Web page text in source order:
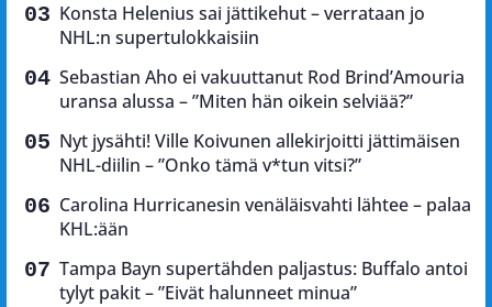
Konsta Helenius sai jättikehut – verrataan jo
NHL:n supertulokkaisiin
Sebastian Aho ei vakuuttanut Rod Brind’Amouria
uransa alussa – ”Miten hän oikein selviää?”
Nyt jysähti! Ville Koivunen allekirjoitti jättimäisen
NHL-diilin – ”Onko tämä v*tun vitsi?”
Carolina Hurricanesin venäläisvahti lähtee – palaa
KHL:ään
Tampa Bayn supertähden paljastus: Buffalo antoi
tylyt pakit – ”Eivät halunneet minua”